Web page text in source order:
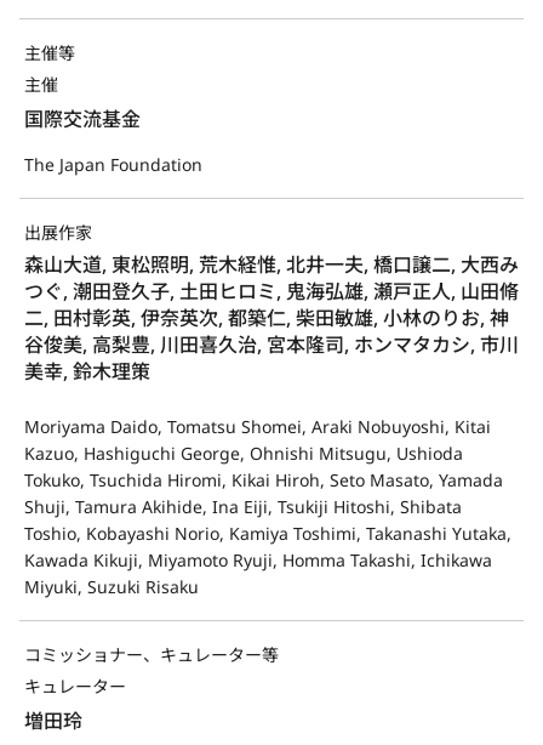
主催等
主催
国際交流基金
The Japan Foundation
出展作家
森山大道, 東松照明, 荒木経惟, 北井一夫, 橋口譲二, 大西み
つぐ, 潮田登久子, 土田ヒロミ, 鬼海弘雄, 瀬戸正人, 山田脩
二, 田村彰英, 伊奈英次, 都築仁, 柴田敏雄, 小林のりお, 神
谷俊美, 高梨豊, 川田喜久治, 宮本隆司, ホンマタカシ, 市川
美幸, 鈴木理策
Moriyama Daido, Tomatsu Shomei, Araki Nobuyoshi, Kitai
Kazuo, Hashiguchi George, Ohnishi Mitsugu, Ushioda
Tokuko, Tsuchida Hiromi, Kikai Hiroh, Seto Masato, Yamada
Shuji, Tamura Akihide, Ina Eiji, Tsukiji Hitoshi, Shibata
Toshio, Kobayashi Norio, Kamiya Toshimi, Takanashi Yutaka,
Kawada Kikuji, Miyamoto Ryuji, Homma Takashi, Ichikawa
Miyuki, Suzuki Risaku
コミッショナー、キュレーター等
キュレーター
増田玲